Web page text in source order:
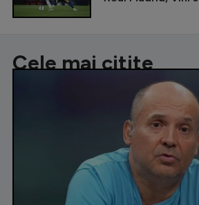
Cele mai citite